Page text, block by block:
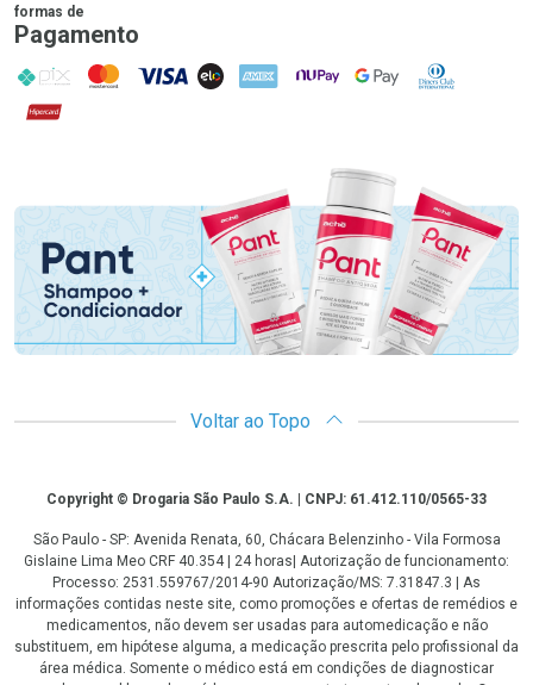
formas de
Pagamento
PIX MasterCard
VISA ELO AMEX NuPay Google PayDiners Club
Hipercard
Promoção em Destaque
Voltar ao Topo
CopyrightCopyright © Drogaria São Paulo S.A. | CNPJ: 61.412.110/0565-33
São Paulo - SP: Avenida Renata, 60, Chácara Belenzinho - Vila Formosa
Gislaine Lima Meo CRF 40.354 | 24 horas| Autorização de funcionamento:
Processo: 2531.559767/2014-90 Autorização/MS: 7.31847.3 | As
informações contidas neste site, como promoções e ofertas de remédios e
medicamentos, não devem ser usadas para automedicação e não
substituem, em hipótese alguma, a medicação prescrita pelo profissional da
área médica. Somente o médico está em condições de diagnosticar